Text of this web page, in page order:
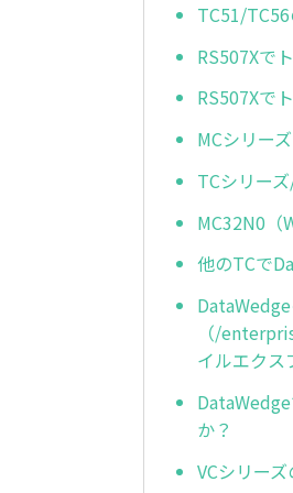
TC51/
RS507Xで
RS507Xで
MCシリー
TCシリー
MC32N0（
他のTCで
（/
イルエクス
か？
VCシリー